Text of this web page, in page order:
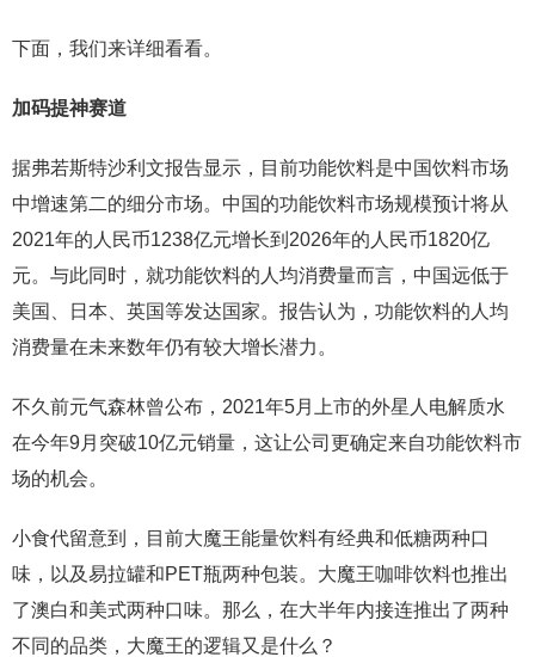
下面，我们来详细看看。
加码提神赛道
据弗若斯特沙利文报告显示，目前功能饮料是中国饮料市场
中增速第二的细分市场。中国的功能饮料市场规模预计将从
2021年的人民币1238亿元增长到2026年的人民币1820亿
元。与此同时，就功能饮料的人均消费量而言，中国远低于
美国、日本、英国等发达国家。报告认为，功能饮料的人均
消费量在未来数年仍有较大增长潜力。
不久前元气森林曾公布，2021年5月上市的外星人电解质水
在今年9月突破10亿元销量，这让公司更确定来自功能饮料市
场的机会。
小食代留意到，目前大魔王能量饮料有经典和低糖两种口
味，以及易拉罐和PET瓶两种包装。大魔王咖啡饮料也推出
了澳白和美式两种口味。那么，在大半年内接连推出了两种
不同的品类，大魔王的逻辑又是什么？